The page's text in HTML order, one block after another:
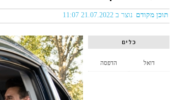
תוכן מקודם נוצר ב 21.07.2022 11:07
כלים
הדפסה דואל